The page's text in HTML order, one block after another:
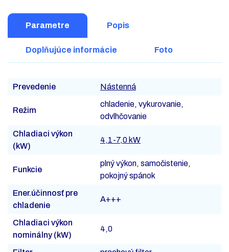
Parametre Popis
Doplňujúce informácie Foto
Prevedenie Nástenná
Režim
chladenie, vykurovanie,
odvlhčovanie
Chladiaci výkon
(kW)
4,1-7,0 kW
Funkcie
plný výkon, samočistenie,
pokojný spánok
Ener.účinnosť pre
chladenie
A+++
Chladiaci výkon
nominálny (kW)
4,0